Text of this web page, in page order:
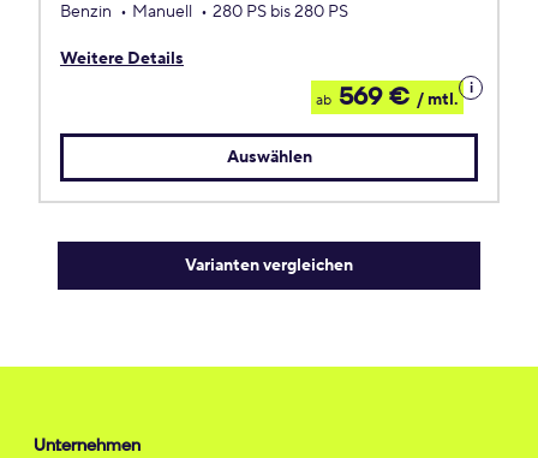
Benzin Manuell 280 PS bis 280 PS
Weitere Details
ab 569 € / mtl.
Details
zum
Auswählen
Varianten vergleichen
Unternehmen